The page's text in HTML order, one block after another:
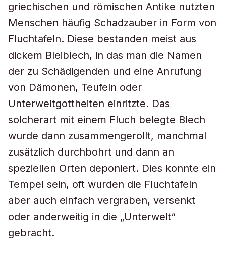
griechischen und römischen Antike nutzten
Menschen häufig Schadzauber in Form von
Fluchtafeln. Diese bestanden meist aus
dickem Bleiblech, in das man die Namen
der zu Schädigenden und eine Anrufung
von Dämonen, Teufeln oder
Unterweltgottheiten einritzte. Das
solcherart mit einem Fluch belegte Blech
wurde dann zusammengerollt, manchmal
zusätzlich durchbohrt und dann an
speziellen Orten deponiert. Dies konnte ein
Tempel sein, oft wurden die Fluchtafeln
aber auch einfach vergraben, versenkt
oder anderweitig in die „Unterwelt“
gebracht.